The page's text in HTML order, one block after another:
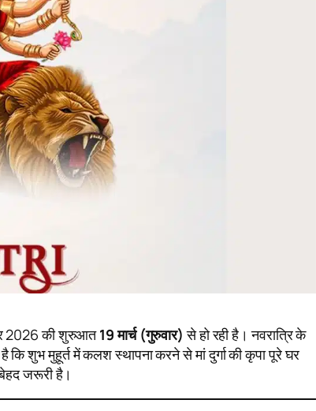
2026 की शुरुआत19 मार्च (गुरुवार) से हो रही है। नवरात्रि के
है कि शुभ मुहूर्त में कलश स्थापना करने से मां दुर्गा की कृपा पूरे घर
जरूरी है।